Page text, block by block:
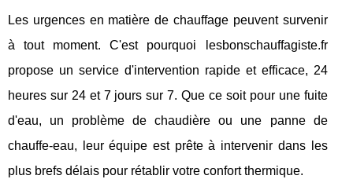
Les urgences en matière de chauffage peuvent survenir
à tout moment. C'est pourquoi lesbonschauffagiste.fr
propose un service d'intervention rapide et efficace, 24
heures sur 24 et 7 jours sur 7. Que ce soit pour une fuite
d'eau, un problème de chaudière ou une panne de
chauffe-eau, leur équipe est prête à intervenir dans les
plus brefs délais pour rétablir votre confort thermique.